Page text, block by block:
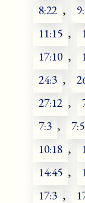
8:22 ,
11:15 ,
17:10 ,
24:3 ,
27:12 ,
7:3 , 7:5
10:18 ,
14:45 ,
17:3 ,